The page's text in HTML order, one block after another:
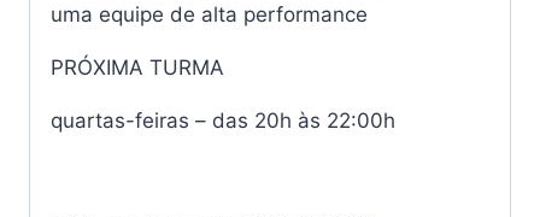
uma equipe de alta performance
PRÓXIMA TURMA
quartas-feiras – das 20h às 22:00h